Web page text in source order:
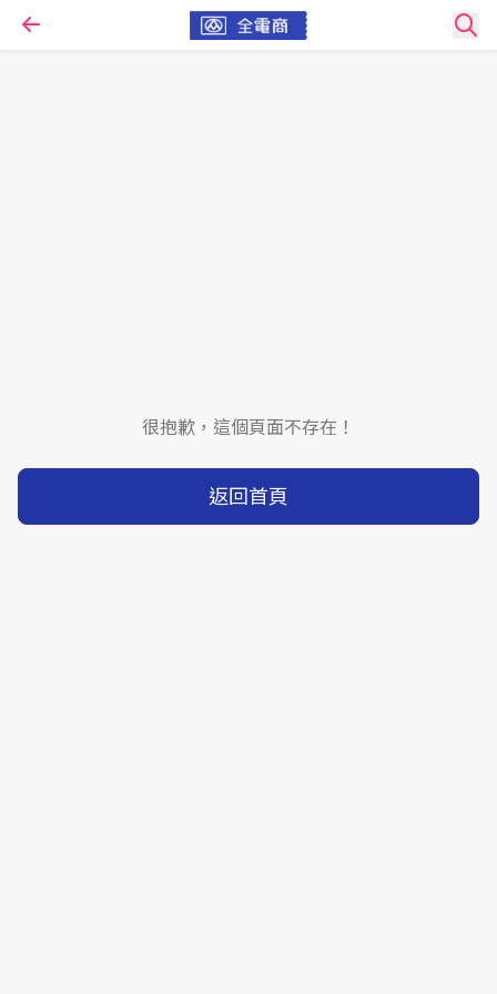
很抱歉，這個頁面不存在！
返回首頁